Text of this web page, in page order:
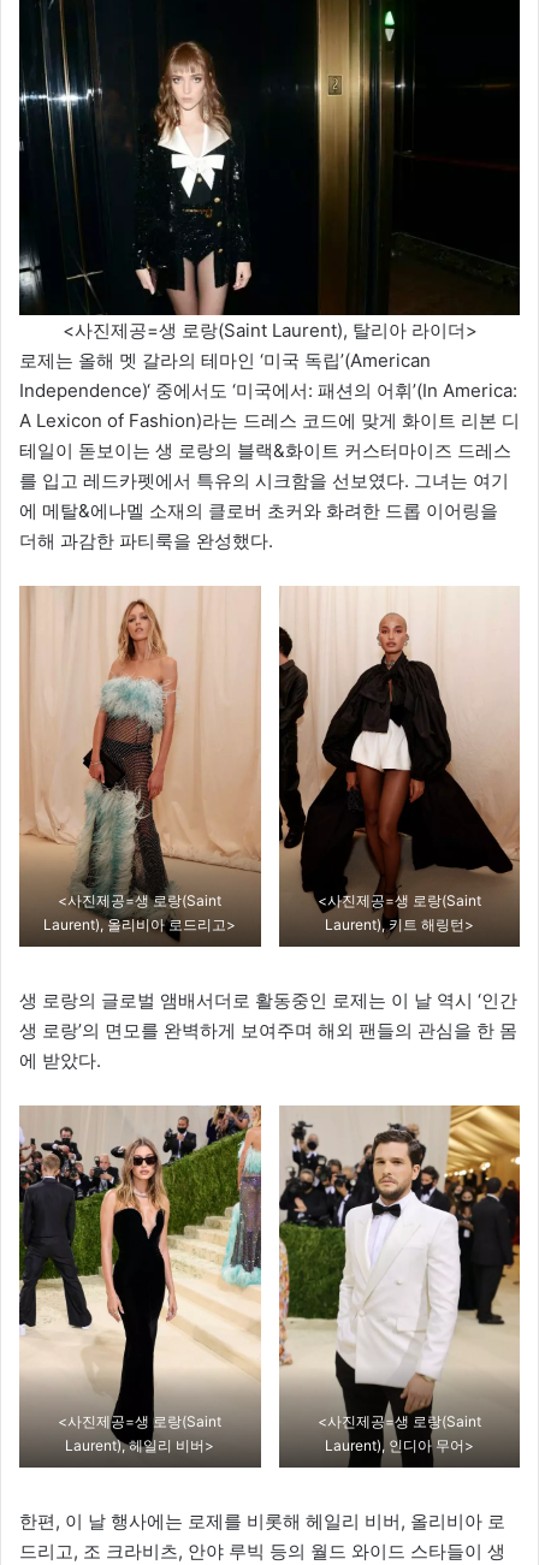
<사진제공=생 로랑(Saint Laurent), 탈리아 라이더>
로제는 올해 멧 갈라의 테마인 ‘미국 독립’(American
Independence)‘ 중에서도 ‘미국에서: 패션의 어휘’(In America:
A Lexicon of Fashion)라는 드레스 코드에 맞게 화이트 리본 디
테일이 돋보이는 생 로랑의 블랙&화이트 커스터마이즈 드레스
를 입고 레드카펫에서 특유의 시크함을 선보였다. 그녀는 여기
에 메탈&에나멜 소재의 클로버 초커와 화려한 드롭 이어링을
더해 과감한 파티룩을 완성했다.
<사진제공=생 로랑(Saint
Laurent), 올리비아 로드리고>
<사진제공=생 로랑(Saint
Laurent), 키트 해링턴>
생 로랑의 글로벌 앰배서더로 활동중인 로제는 이 날 역시 ‘인간
생 로랑’의 면모를 완벽하게 보여주며 해외 팬들의 관심을 한 몸
에 받았다.
<사진제공=생 로랑(Saint
Laurent), 헤일리 비버>
<사진제공=생 로랑(Saint
Laurent), 인디아 무어>
한편, 이 날 행사에는 로제를 비롯해 헤일리 비버, 올리비아 로
드리고, 조 크라비츠, 안야 루빅 등의 월드 와이드 스타들이 생